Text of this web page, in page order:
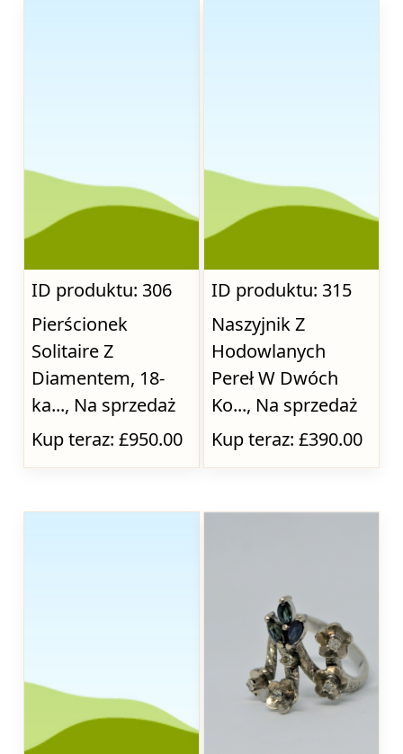
ID produktu: 306
Pierścionek
Solitaire Z
Diamentem, 18-
ka..., Na sprzedaż
Kup teraz: £950.00
ID produktu: 315
Naszyjnik Z
Hodowlanych
Pereł W Dwóch
Ko..., Na sprzedaż
Kup teraz: £390.00